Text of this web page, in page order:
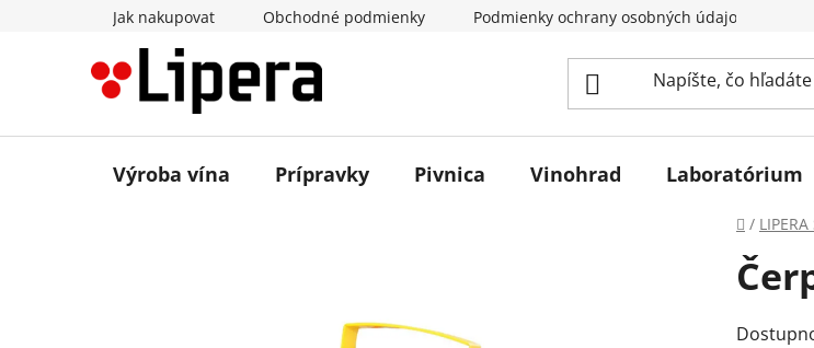
Jak nakupovat Obchodné podmienky Podmienky ochrany osobných údajov
Výroba vína Prípravky Pivnica Vinohrad Laboratórium
Domov
/